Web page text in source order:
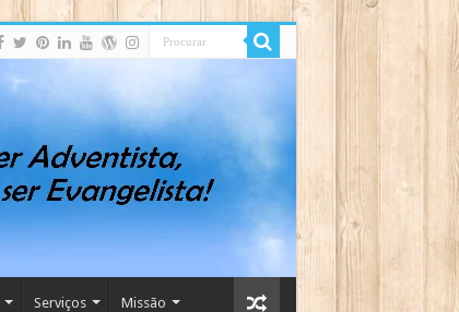
Serviços Missão